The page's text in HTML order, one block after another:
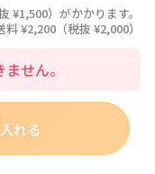
¥1,500）がかかります。
¥2,200（税抜 ¥2,000）
せん。
れる